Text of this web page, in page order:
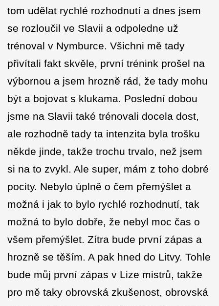
tom udělat rychlé rozhodnutí a dnes jsem
se rozloučil ve Slavii a odpoledne už
trénoval v Nymburce. Všichni mě tady
přivítali fakt skvěle, první trénink prošel na
výbornou a jsem hrozně rád, že tady mohu
být a bojovat s klukama. Poslední dobou
jsme na Slavii také trénovali docela dost,
ale rozhodně tady ta intenzita byla trošku
někde jinde, takže trochu trvalo, než jsem
si na to zvykl. Ale super, mám z toho dobré
pocity. Nebylo úplně o čem přemýšlet a
možná i jak to bylo rychlé rozhodnutí, tak
možná to bylo dobře, že nebyl moc čas o
všem přemýšlet. Zítra bude první zápas a
hrozně se těším. A pak hned do Litvy. Tohle
bude můj první zápas v Lize mistrů, takže
pro mě taky obrovská zkušenost, obrovská